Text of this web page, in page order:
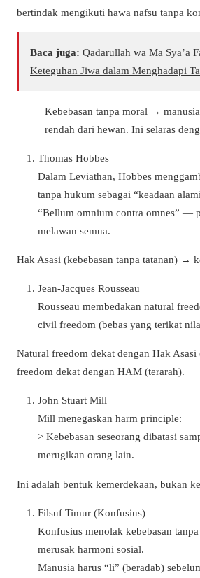
bertindak mengikuti hawa nafsu tanpa
Baca juga: Qadarullah wa Mā Syā’a
Keteguhan Jiwa dalam Menghadapi
Kebebasan tanpa moral →
rendah dari hewan. Ini selaras
Thomas Hobbes
Dalam Leviathan, Hobbes
tanpa hukum sebagai “keadaan
“Bellum omnium contra omnes” —
melawan semua.
Hak Asasi (kebebasan tanpa tatanan) →
Jean-Jacques Rousseau
Rousseau membedakan natural
civil freedom (bebas yang terikat
Natural freedom dekat dengan Hak
freedom dekat dengan HAM (terarah).
John Stuart Mill
Mill menegaskan harm principle:
> Kebebasan seseorang dibatasi
merugikan orang lain.
Ini adalah bentuk kemerdekaan, bukan
Filsuf Timur (Konfusius)
Konfusius menolak kebebasan
merusak harmoni sosial.
Manusia harus “li” (beradab)